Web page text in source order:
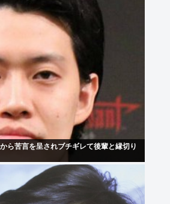
ら苦言を呈されブチギレて後輩と縁切り